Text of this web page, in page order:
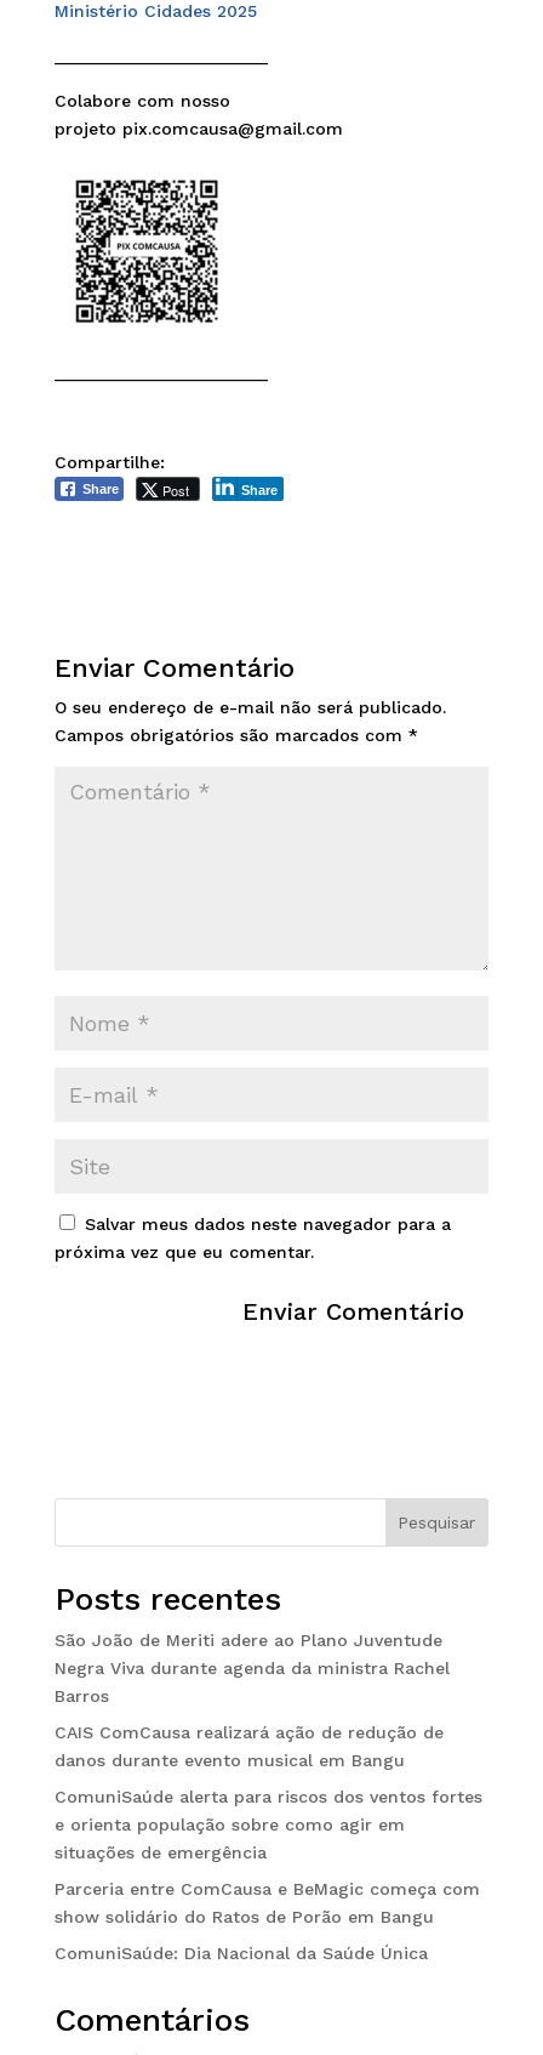
Colabore com nosso
projeto pix.comcausa@gmail.com
Compartilhe:
Share Post Share
Enviar Comentário
O seu endereço de e-mail não será publicado.
Campos obrigatórios são marcados com *
Salvar meus dados neste navegador para a
próxima vez que eu comentar.
Pesquisar
Posts recentes
São João de Meriti adere ao Plano Juventude
Negra Viva durante agenda da ministra Rachel
Barros
CAIS ComCausa realizará ação de redução de
danos durante evento musical em Bangu
ComuniSaúde alerta para riscos dos ventos fortes
e orienta população sobre como agir em
situações de emergência
Parceria entre ComCausa e BeMagic começa com
show solidário do Ratos de Porão em Bangu
ComuniSaúde: Dia Nacional da Saúde Única
Comentários